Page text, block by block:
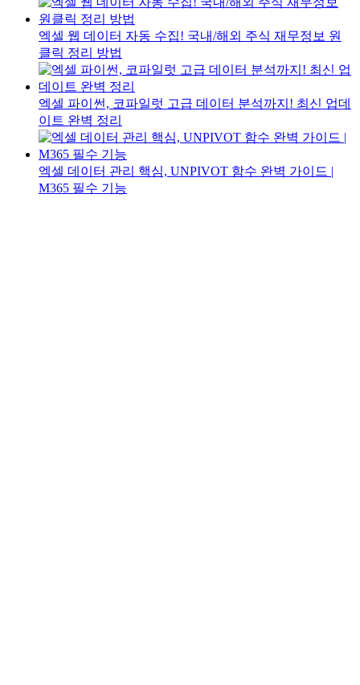
엑셀 웹 데이터 자동 수집! 국내/해외 주식 재무정보 원
클릭 정리 방법
엑셀 파이썬, 코파일럿 고급 데이터 분석까지! 최신 업데
이트 완벽 정리
엑셀 데이터 관리 핵심, UNPIVOT 함수 완벽 가이드 |
M365 필수 기능